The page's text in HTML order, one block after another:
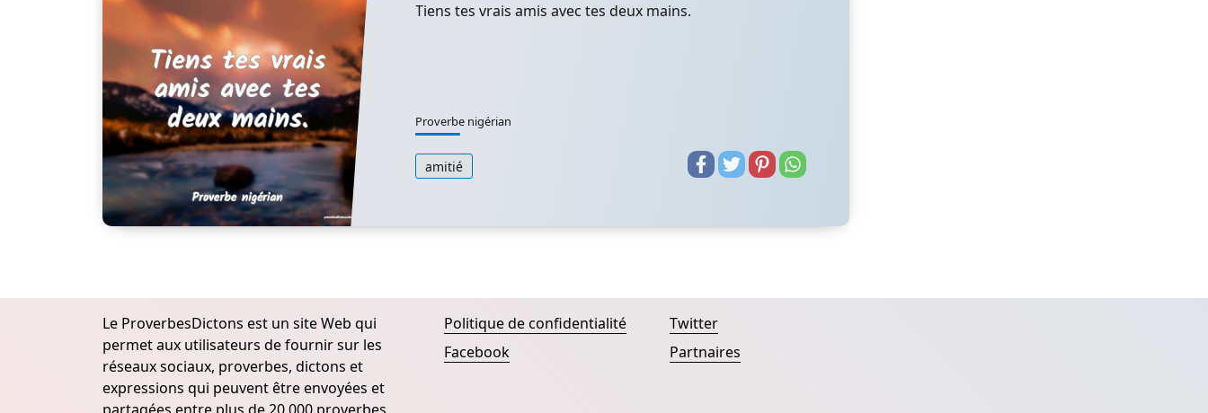
Tiens tes vrais amis avec tes deux mains.
Proverbe nigérian
amitié
Le ProverbesDictons est un site Web qui
permet aux utilisateurs de fournir sur les
réseaux sociaux, proverbes, dictons et
expressions qui peuvent être envoyées et
Politique de confidentialité
Facebook
Twitter
Partnaires